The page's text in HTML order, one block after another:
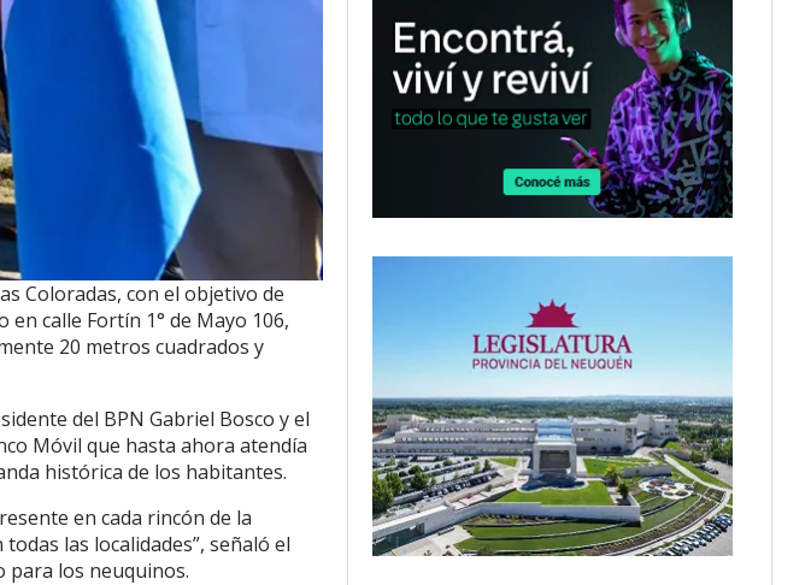
Coloradas, con el objetivo de
calle Fortín 1° de Mayo 106,
20 metros cuadrados y
del BPN Gabriel Bosco y el
Móvil que hasta ahora atendía
histórica de los habitantes.
en cada rincón de la
las localidades”, señaló el
para los neuquinos.